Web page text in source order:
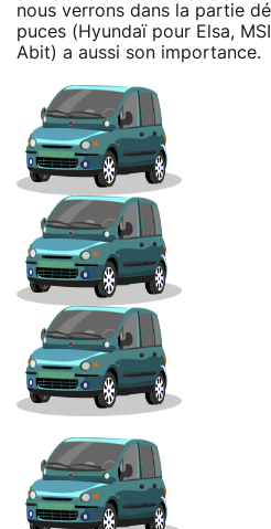
nous verrons dans la partie
puces (Hyundaï pour Elsa,
Abit) a aussi son importance.